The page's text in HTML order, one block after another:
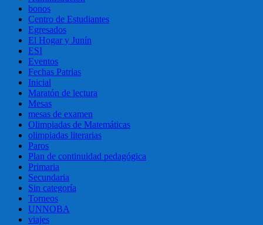
bonos
Centro de Estudiantes
Egresados
El Hogar y Junín
ESI
Eventos
Fechas Patrias
Inicial
Maratón de lectura
Mesas
mesas de examen
Olimpiadas de Matemáticas
olimpiadas literarias
Paros
Plan de continuidad pedagógica
Primaria
Secundaria
Sin categoría
Torneos
UNNOBA
viajes